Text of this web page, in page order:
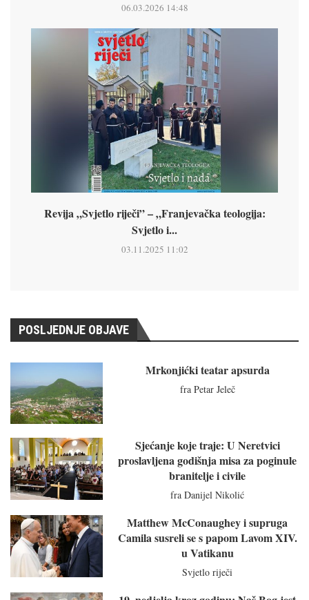
06.03.2026 14:48
Revija „Svjetlo riječi” – „Franjevačka teologija:
Svjetlo i...
03.11.2025 11:02
POSLJEDNJE OBJAVE
Mrkonjićki teatar apsurda
fra Petar Jeleč
Sjećanje koje traje: U Neretvici
proslavljena godišnja misa za poginule
branitelje i civile
fra Danijel Nikolić
Matthew McConaughey i supruga
Camila susreli se s papom Lavom XIV.
u Vatikanu
Svjetlo riječi